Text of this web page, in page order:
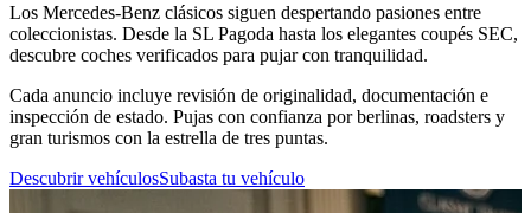
Los Mercedes-Benz clásicos siguen despertando pasiones entre
coleccionistas. Desde la SL Pagoda hasta los elegantes coupés SEC,
descubre coches verificados para pujar con tranquilidad.
Cada anuncio incluye revisión de originalidad, documentación e
inspección de estado. Pujas con confianza por berlinas, roadsters y
gran turismos con la estrella de tres puntas.
Descubrir vehículosSubasta tu vehículo